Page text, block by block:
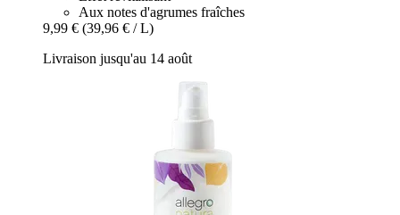
Aux notes d'agrumes fraîches
9,99 € (39,96 € / L)
Livraison jusqu'au 14 août